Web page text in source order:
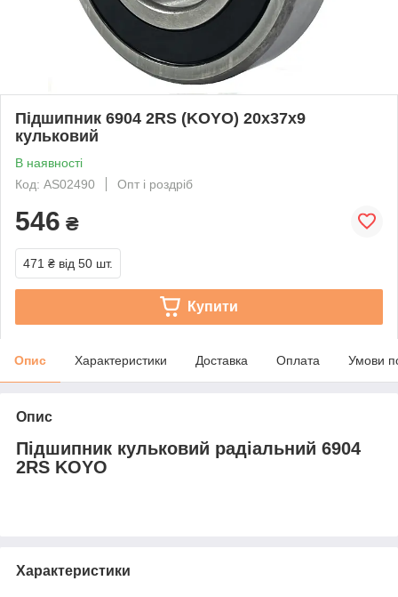
Підшипник 6904 2RS (KOYO) 20x37x9
кульковий
В наявності
Код: AS02490
Опт і роздріб
546 ₴
471 ₴ від 50 шт.
Купити
Опис Характеристики Доставка Оплата Умови
Опис
Підшипник кульковий радіальний 6904
2RS KOYO
Характеристики